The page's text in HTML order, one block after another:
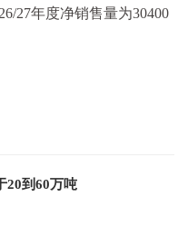
27年度净销售量为30400
20到60万吨